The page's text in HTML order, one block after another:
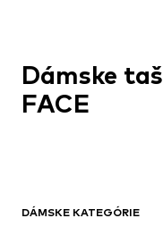
DÁMSKE KATEGÓRIE
Dámske
FACE